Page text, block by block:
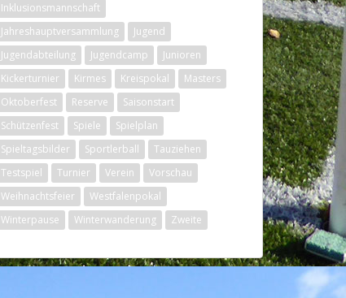
Inklusionsmannschaft
Jahreshauptversammlung
Jugend
Jugendabteilung
Jugendcamp
Junioren
Kickerturnier
Kirmes Kreispokal
Masters
Oktoberfest
Reserve
Saisonstart
Schützenfest
Spiele
Spielplan
Spieltagsbilder
Sportlerball
Tauziehen
Testspiel
Turnier Verein
Vorschau
Weihnachtsfeier
Westfalenpokal
Winterpause
Winterwanderung Zweite